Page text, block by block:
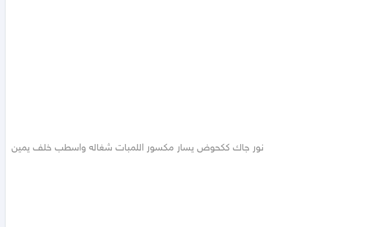
نور جاك ككحوض يسار مكسور اللمبات شغاله واسطب خلف يمين